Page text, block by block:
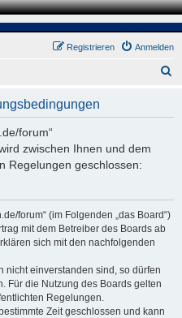
Anmelden
Registrieren
forum“
zwischen Ihnen und dem
Regelungen geschlossen:
forum“ (im Folgenden „das Board“)
mit dem Betreiber des Boards ab
sich mit den nachfolgenden
nicht einverstanden sind, so dürfen
Für die Nutzung des Boards gelten
Regelungen.
Zeit geschlossen und kann